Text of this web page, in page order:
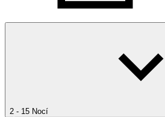
2 - 15 Nocí